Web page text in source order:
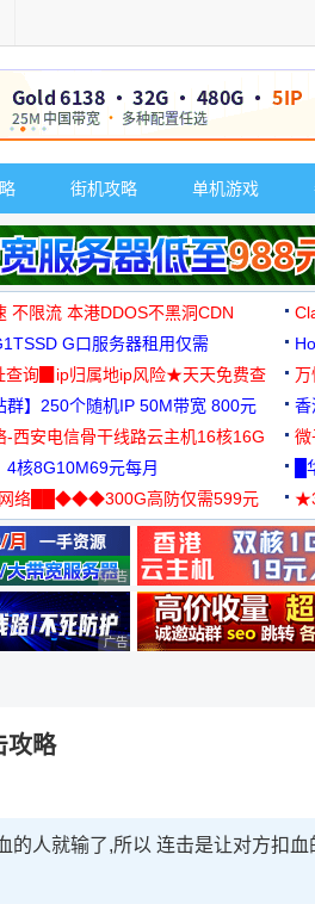
街机攻略 单机游戏
不限流 本港DDOS不黑洞CDN
G口服务器租用仅需
免费测试
查询▉ip归属地ip风险★天天免费查
万
群】250个随机IP 50M带宽 800元 香
-西安电信骨干线路云主机16核16G
微
4核8G10M69元每月
网络██◆◆◆300G高防仅需599元
广告 商业广告，理性选择
广告 商业广告，理性选择
攻略
人就输了,所以 连击是让对方扣